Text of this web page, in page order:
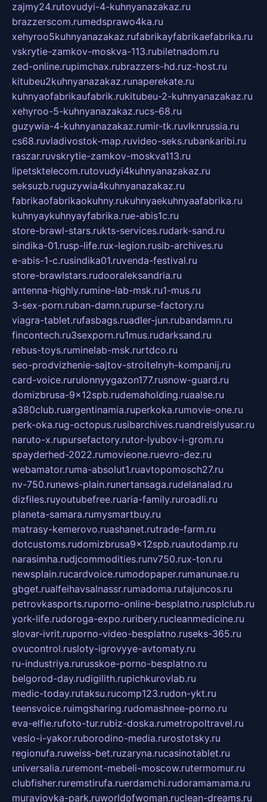
zajmy24.rutovudyi-4-kuhnyanazakaz.ru
brazzerscom.rumedsprawo4ka.ru
xehyroo5kuhnyanazakaz.rufabrikayfabrikaefabrika.ru
vskrytie-zamkov-moskva-113.rubiletnadom.ru
zed-online.rupimchax.rubrazzers-hd.ruz-host.ru
kitubeu2kuhnyanazakaz.runaperekate.ru
kuhnyaofabrikaufabrik.rukitubeu-2-kuhnyanazakaz.ru
xehyroo-5-kuhnyanazakaz.rucs-68.ru
guzywia-4-kuhnyanazakaz.rumir-tk.ruvlknrussia.ru
cs68.ruvladivostok-map.ruvideo-seks.rubankaribi.ru
raszar.ruvskrytie-zamkov-moskva113.ru
lipetsktelecom.rutovudyi4kuhnyanazakaz.ru
seksuzb.ruguzywia4kuhnyanazakaz.ru
fabrikaofabrikaokuhny.rukuhnyaekuhnyaafabrika.ru
kuhnyaykuhnyayfabrika.rue-abis1c.ru
store-brawl-stars.rukts-services.rudark-sand.ru
sindika-01.rusp-life.rux-legion.rusib-archives.ru
e-abis-1-c.rusindika01.ruvenda-festival.ru
store-brawlstars.rudooraleksandria.ru
antenna-highly.rumine-lab-msk.ru1-mus.ru
3-sex-porn.ruban-damn.rupurse-factory.ru
viagra-tablet.rufasbags.ruadler-jun.rubandamn.ru
fincontech.ru3sexporn.ru1mus.rudarksand.ru
rebus-toys.ruminelab-msk.rurtdco.ru
seo-prodvizhenie-sajtov-stroitelnyh-kompanij.ru
card-voice.rurulonnyygazon177.rusnow-guard.ru
domizbrusa-9x12spb.rudemaholding.ruaalse.ru
a380club.ruargentinamia.ruperkoka.rumovie-one.ru
perk-oka.rug-octopus.rusibarchives.ruandreislyusar.ru
naruto-x.rupursefactory.rutor-lyubov-i-grom.ru
spayderhed-2022.rumovieone.ruevro-dez.ru
webamator.ruma-absolut1.ruavtopomosch27.ru
nv-750.runews-plain.runertansaga.rudelanalad.ru
dizfiles.ruyoutubefree.ruaria-family.ruroadli.ru
planeta-samara.rumysmartbuy.ru
matrasy-kemerovo.ruashanet.rutrade-farm.ru
dotcustoms.rudomizbrusa9x12spb.ruautodamp.ru
narasimha.rudjcommodities.runv750.rux-ton.ru
newsplain.rucardvoice.rumodopaper.rumanunae.ru
gbget.rualfeihavsalnassr.rumadoma.rutajuncos.ru
petrovkasports.ruporno-online-besplatno.rusplclub.ru
york-life.rudoroga-expo.ruribery.rucleanmedicine.ru
slovar-ivrit.ruporno-video-besplatno.ruseks-365.ru
ovucontrol.rusloty-igrovyye-avtomaty.ru
ru-industriya.rurusskoe-porno-besplatno.ru
belgorod-day.rudigilith.rupichkurovlab.ru
medic-today.rutaksu.rucomp123.rudon-ykt.ru
teensvoice.ruimgsharing.rudomashnee-porno.ru
eva-elfie.rufoto-tur.rubiz-doska.rumetropoltravel.ru
veslo-i-yakor.ruborodino-media.rurostotsky.ru
regionufa.ruweiss-bet.ruzaryna.rucasinotablet.ru
universalia.ruremont-mebeli-moscow.rutermomur.ru
clubfisher.ruremstirufa.ruerdamchi.rudoramamama.ru
muraviovka-park.ruworldofwoman.ruclean-dreams.ru